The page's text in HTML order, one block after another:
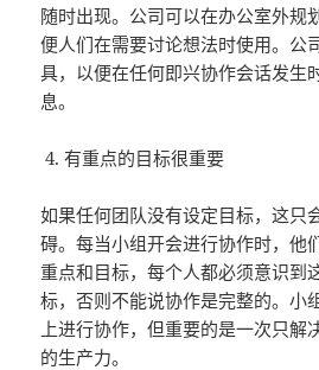
随时出现。公司可以在办公室外规
便人们在需要讨论想法时使用。公
具，以便在任何即兴协作会话发生
息。
有重点的目标很重要
如果任何团队没有设定目标，这只
碍。每当小组开会进行协作时，他
重点和目标，每个人都必须意识到
标，否则不能说协作是完整的。小
上进行协作，但重要的是一次只解
的生产力。